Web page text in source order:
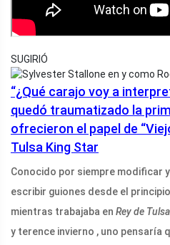
SUGIRIÓ
“¿Qué carajo voy a
quedó traumatizado la
ofrecieron el papel de
Tulsa King Star
Conocido por siempre modificar
escribir guiones desde el
mientras trabajaba en Rey de
y terence invierno , uno pensaría